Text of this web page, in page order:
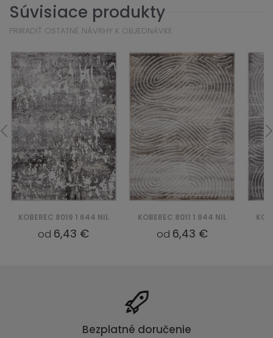
Súvisiace produkty
PRIRADIŤ OSTATNÉ NÁVRHY K OBJEDNÁVKE
KOBEREC 8019 1 644 NIL
od 6,43 €
KOBEREC 8011 1 944 NIL
od 6,43 €
Bezplatné doručenie